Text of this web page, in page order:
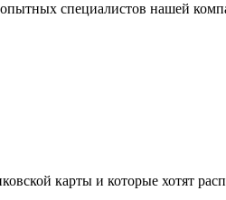
опытных специалистов нашей
карты и которые хотят